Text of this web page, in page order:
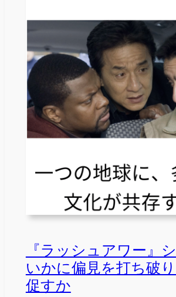
『ラッシュアワー』
いかに偏見を打ち破
促すか